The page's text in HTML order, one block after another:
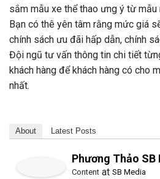
sắm mẫu xe thể thao ưng ý từ mẫu
Bạn có thê yên tâm rằng mức giá
chính sách ưu đãi hấp dẫn, chính
Đội ngũ tư vấn thông tin chi tiết
khách hàng để khách hàng có cho
nhất.
About Latest Posts
Phương Thảo SB
Content at SB Media